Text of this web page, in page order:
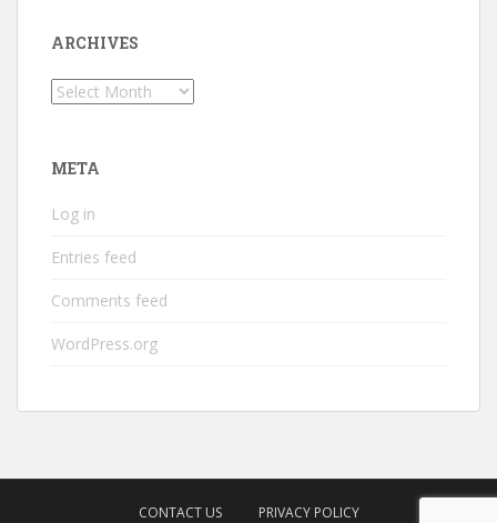
ARCHIVES
Archives
META
Log in
Entries feed
Comments feed
WordPress.org
CONTACT US PRIVACY POLICY